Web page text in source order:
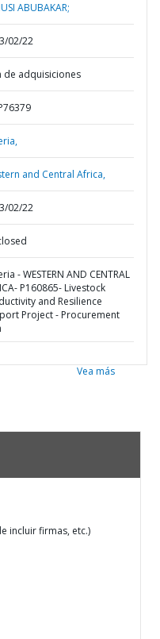
ABUBAKAR;
02/22
de adquisiciones
and Central Africa,
02/22
- WESTERN AND CENTRAL
P160865- Livestock
and Resilience
Project - Procurement
Vea más
incluir firmas, etc.)